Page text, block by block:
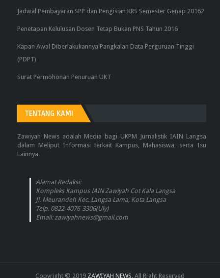
Jadwal Pembayaran SPP dan Pengisian KRS Semester Genap 20162
Penetapan Kelulusan Dosen Tetap Bukan PNS Tahun 2016
Kapan Awal Diberlakukannya Pangkalan Data Perguruan Tinggi
(PDPT)
Surat Permohonan Penuruan UKT
TENTANG KAMI
Zawiyah News adalah Media bagi UKPM Jurnalistik IAIN Langsa
dalam Meliput Informasi terkait Kampus, Mahasiswa, serta Isu
Lainnya.
Alamat Redaksi:
Kompleks Kampus IAIN Zawiyah Cot Kala Langsa
Jl. Meurandeh Kec. Langsa Lama, Kota Langsa
Telp. 0822-4076-3306(Uly)
Email: zawiyahnews@gmail.com
Copyright © 2019 ZAWIYAH NEWS. All Right Reserved